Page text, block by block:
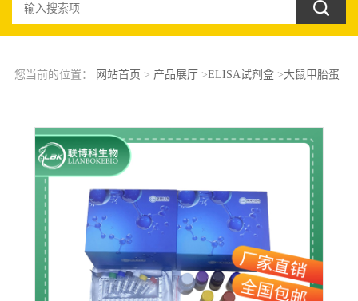
您当前的位置： 网站首页 > 产品展厅 >ELISA试剂盒>大鼠甲胎蛋